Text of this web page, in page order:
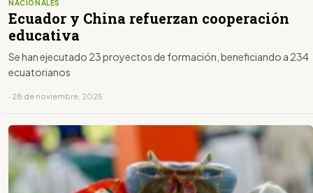
NACIONALES
Ecuador y China refuerzan cooperación
educativa
Se han ejecutado 23 proyectos de formación, beneficiando a 234
ecuatorianos
· 28 de noviembre, 2025